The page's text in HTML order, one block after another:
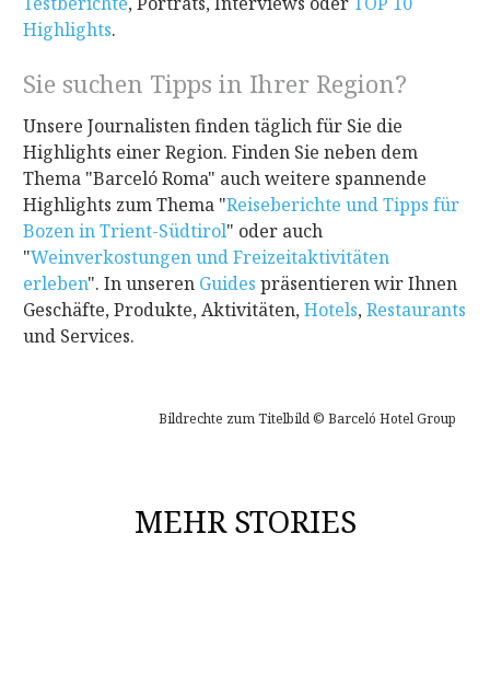
Highlights.
Sie suchen Tipps in Ihrer Region?
Unsere Journalisten finden täglich für Sie die
Highlights einer Region. Finden Sie neben dem
Thema "Barceló Roma" auch weitere spannende
Highlights zum Thema "Reiseberichte und Tipps für
Bozen in Trient-Südtirol" oder auch
"Weinverkostungen und Freizeitaktivitäten
erleben". In unseren Guides präsentieren wir Ihnen
Geschäfte, Produkte, Aktivitäten,Hotels,Restaurants
und Services.
Bildrechte zum Titelbild © Barceló Hotel Group
MEHR STORIES